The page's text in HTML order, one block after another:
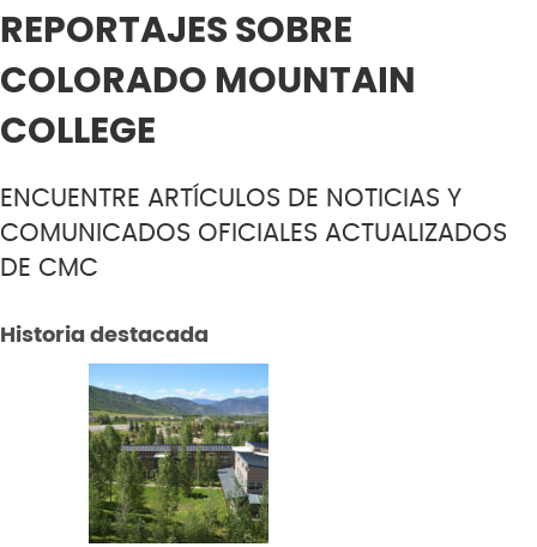
REPORTAJES SOBRE
COLORADO MOUNTAIN
COLLEGE
ENCUENTRE ARTÍCULOS DE NOTICIAS Y
COMUNICADOS OFICIALES ACTUALIZADOS
DE CMC
Historia destacada